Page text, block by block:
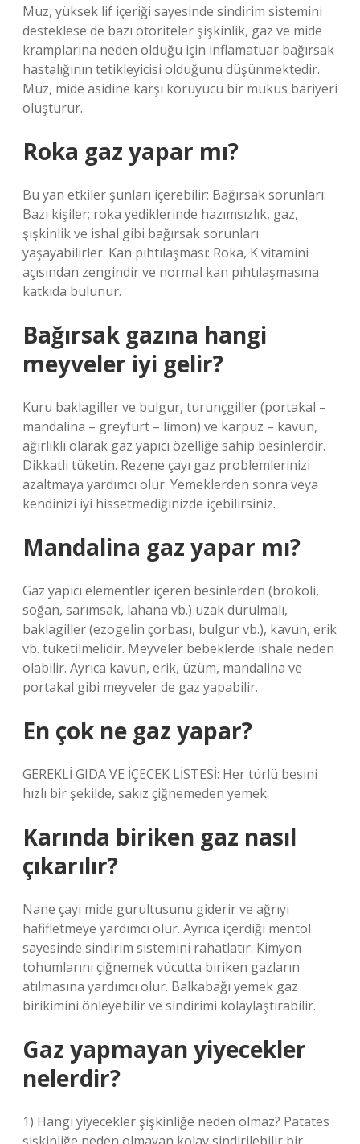
Muz, yüksek lif içeriği sayesinde sindirim sistemini
desteklese de bazı otoriteler şişkinlik, gaz ve mide
kramplarına neden olduğu için inflamatuar bağırsak
hastalığının tetikleyicisi olduğunu düşünmektedir.
Muz, mide asidine karşı koruyucu bir mukus bariyeri
oluşturur.
Roka gaz yapar mı?
Bu yan etkiler şunları içerebilir: Bağırsak sorunları:
Bazı kişiler; roka yediklerinde hazımsızlık, gaz,
şişkinlik ve ishal gibi bağırsak sorunları
yaşayabilirler. Kan pıhtılaşması: Roka, K vitamini
açısından zengindir ve normal kan pıhtılaşmasına
katkıda bulunur.
Bağırsak gazına hangi
meyveler iyi gelir?
Kuru baklagiller ve bulgur, turunçgiller (portakal –
mandalina – greyfurt – limon) ve karpuz – kavun,
ağırlıklı olarak gaz yapıcı özelliğe sahip besinlerdir.
Dikkatli tüketin. Rezene çayı gaz problemlerinizi
azaltmaya yardımcı olur. Yemeklerden sonra veya
kendinizi iyi hissetmediğinizde içebilirsiniz.
Mandalina gaz yapar mı?
Gaz yapıcı elementler içeren besinlerden (brokoli,
soğan, sarımsak, lahana vb.) uzak durulmalı,
baklagiller (ezogelin çorbası, bulgur vb.), kavun, erik
vb. tüketilmelidir. Meyveler bebeklerde ishale neden
olabilir. Ayrıca kavun, erik, üzüm, mandalina ve
portakal gibi meyveler de gaz yapabilir.
En çok ne gaz yapar?
GEREKLİ GIDA VE İÇECEK LİSTESİ: Her türlü besini
hızlı bir şekilde, sakız çiğnemeden yemek.
Karında biriken gaz nasıl
çıkarılır?
Nane çayı mide gurultusunu giderir ve ağrıyı
hafifletmeye yardımcı olur. Ayrıca içerdiği mentol
sayesinde sindirim sistemini rahatlatır. Kimyon
tohumlarını çiğnemek vücutta biriken gazların
atılmasına yardımcı olur. Balkabağı yemek gaz
birikimini önleyebilir ve sindirimi kolaylaştırabilir.
Gaz yapmayan yiyecekler
nelerdir?
1) Hangi yiyecekler şişkinliğe neden olmaz? Patates